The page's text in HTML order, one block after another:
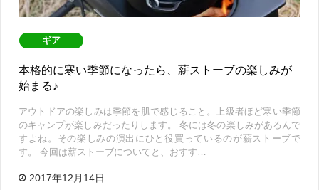
ギア
本格的に寒い季節になったら、薪ストーブの楽しみが
始まる♪
アウトドアの楽しみは季節を肌で感じること。上級者ほど寒い季節
のキャンプが楽しみだったりします。 冬には冬の楽しみがあるんで
すよね。その楽しみの演出にひと役買っているのが薪ストーブで
す。 今回は薪ストーブについてと、おすす…
2017年12月14日